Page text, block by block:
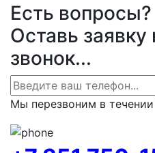
Есть вопросы?
Оставь
звонок...
Мы перезвоним в